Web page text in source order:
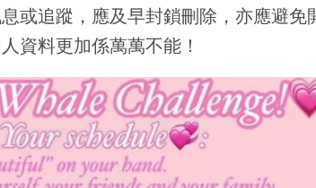
或追蹤，應及早封鎖刪除，亦應避免
資料更加係萬萬不能！